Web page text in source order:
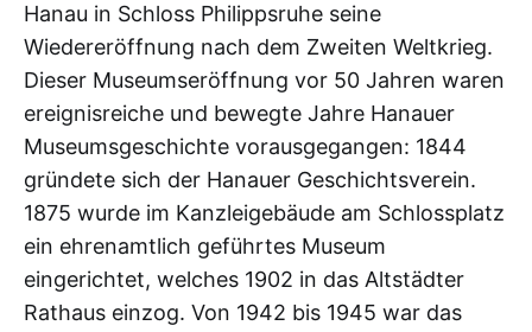
Hanau in Schloss Philippsruhe seine
Wiedereröffnung nach dem Zweiten Weltkrieg.
Dieser Museumseröffnung vor 50 Jahren waren
ereignisreiche und bewegte Jahre Hanauer
Museumsgeschichte vorausgegangen: 1844
gründete sich der Hanauer Geschichtsverein.
1875 wurde im Kanzleigebäude am Schlossplatz
ein ehrenamtlich geführtes Museum
eingerichtet, welches 1902 in das Altstädter
Rathaus einzog. Von 1942 bis 1945 war das